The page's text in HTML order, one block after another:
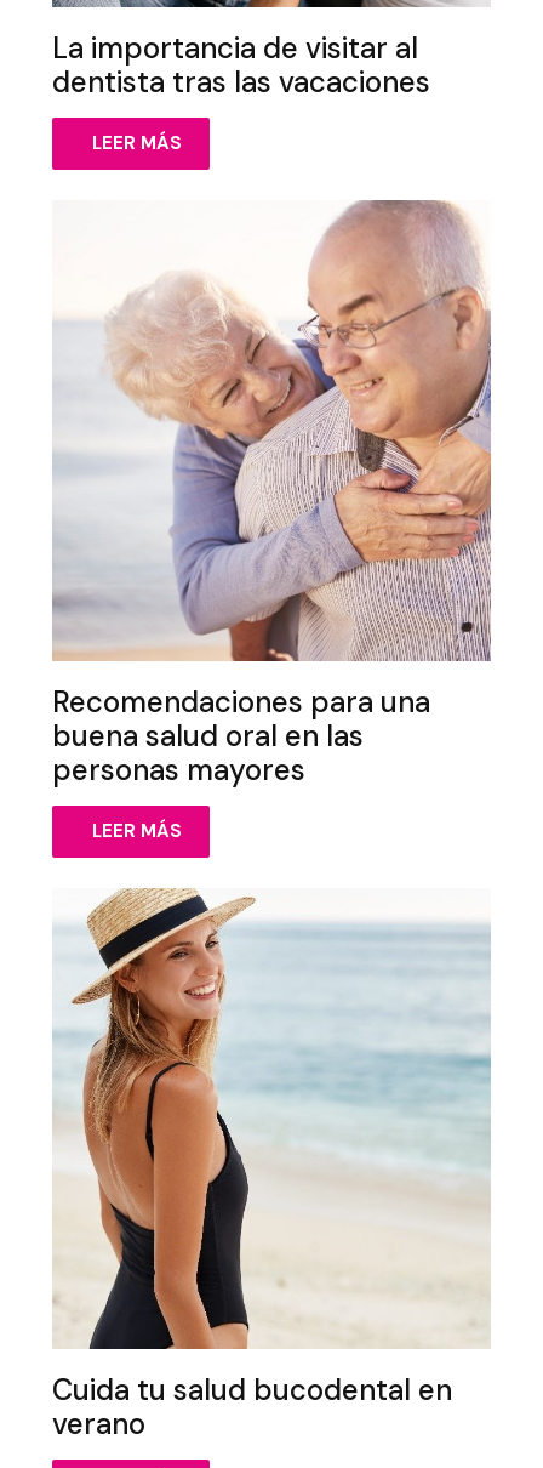
La importancia de visitar al
dentista tras las vacaciones
LEER MÁS
Recomendaciones para una
buena salud oral en las
personas mayores
LEER MÁS
Cuida tu salud bucodental en
verano